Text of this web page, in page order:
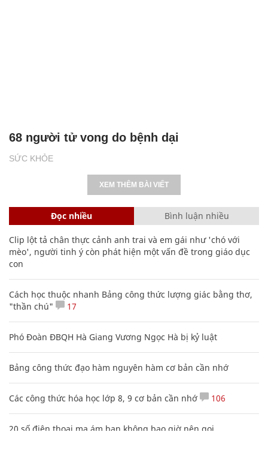
SỨC KHỎE
68 người tử vong do bệnh dại
XEM THÊM BÀI VIẾT
Đọc nhiều Bình luận nhiều
Clip lột tả chân thực cảnh anh trai và em gái như 'chó với
mèo', người tinh ý còn phát hiện một vấn đề trong giáo dục
con
Cách học thuộc nhanh Bảng công thức lượng giác bằng thơ,
"thần chú"
17
Phó Đoàn ĐBQH Hà Giang Vương Ngọc Hà bị kỷ luật
Bảng công thức đạo hàm nguyên hàm cơ bản cần nhớ
Các công thức hóa học lớp 8, 9 cơ bản cần nhớ 106
20 số điện thoại ma ám bạn không bao giờ nên gọi